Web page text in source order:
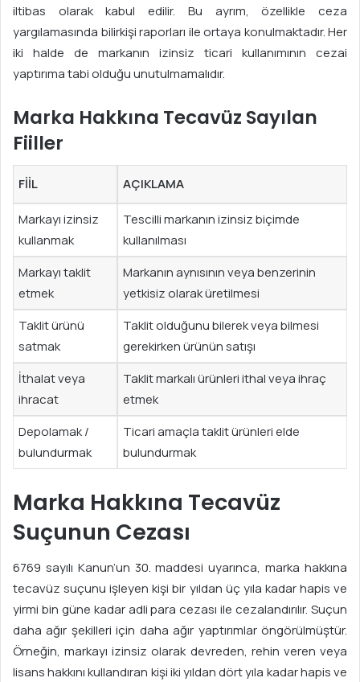
iltibas olarak kabul edilir. Bu ayrım, özellikle ceza
yargılamasında bilirkişi raporları ile ortaya konulmaktadır. Her
iki halde de markanın izinsiz ticari kullanımının cezai
yaptırıma tabi olduğu unutulmamalıdır.
Marka Hakkına Tecavüz Sayılan
Fiiller
FIIL AÇIKLAMA
Markayı izinsiz
kullanmak
Tescilli markanın izinsiz biçimde
kullanılması
Markayı taklit
etmek
Markanın aynısının veya benzerinin
yetkisiz olarak üretilmesi
Taklit ürünü
satmak
Taklit olduğunu bilerek veya bilmesi
gerekirken ürünün satışı
İthalat veya
ihracat
Taklit markalı ürünleri ithal veya ihraç
etmek
Depolamak /
bulundurmak
Ticari amaçla taklit ürünleri elde
bulundurmak
Marka Hakkına Tecavüz
Suçunun Cezası
6769 sayılı Kanun’un 30. maddesi uyarınca, marka hakkına
tecavüz suçunu işleyen kişi bir yıldan üç yıla kadar hapis ve
yirmi bin güne kadar adli para cezası ile cezalandırılır. Suçun
daha ağır şekilleri için daha ağır yaptırımlar öngörülmüştür.
Örneğin, markayı izinsiz olarak devreden, rehin veren veya
lisans hakkını kullandıran kişi iki yıldan dört yıla kadar hapis ve